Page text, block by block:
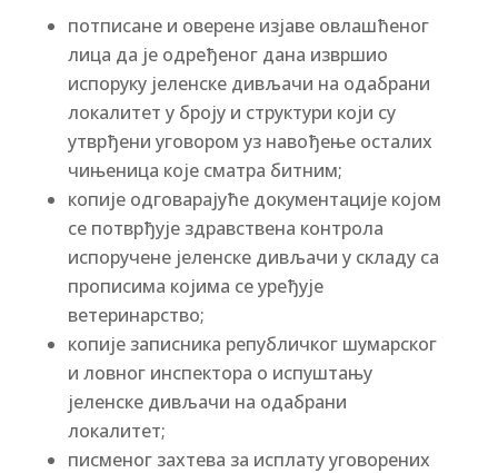
потписане и оверене изјаве овлашћеног
лица да је одређеног дана извршио
испоруку јеленске дивљачи на одабрани
локалитет у броју и структури који су
утврђени уговором уз навођење осталих
чињеница које сматра битним;
копије одговарајуће документације којом
се потврђује здравствена контрола
испоручене јеленске дивљачи у складу са
прописима којима се уређује
ветеринарство;
копије записника републичког шумарског
и ловног инспектора о испуштању
јеленске дивљачи на одабрани
локалитет;
писменог захтева за исплату уговорених